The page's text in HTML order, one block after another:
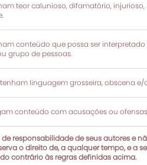
teor calunioso, difamatório,
conteúdo que possa ser
grupo de pessoas.
linguagem grosseira, obscena
conteúdo com acusações ou
responsabilidade de seus autores e
o direito de, a qualquer tempo, e a
contrário às regras definidas acima.